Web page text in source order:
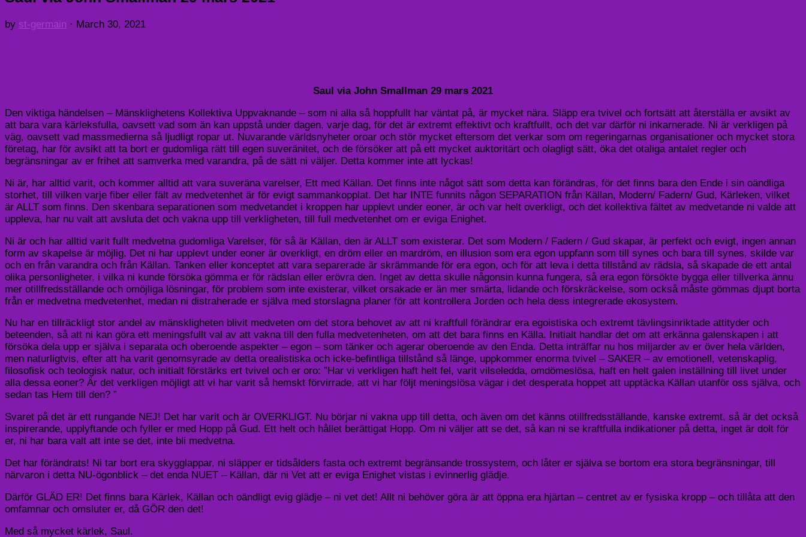
by st-germain · March 30, 2021
Saul via John Smallman 29 mars 2021
Den viktiga händelsen – Mänsklighetens Kollektiva Uppvaknande – som ni alla så hoppfullt har väntat på, är mycket nära. Släpp era tvivel och fortsätt att återställa er avsikt av
att bara vara kärleksfulla, oavsett vad som än kan uppstå under dagen, varje dag, för det är extremt effektivt och kraftfullt, och det var därför ni inkarnerade. Ni är verkligen på
väg, oavsett vad massmedierna så ljudligt ropar ut. Nuvarande världsnyheter oroar och stör mycket eftersom det verkar som om regeringarnas organisationer och mycket stora
företag, har för avsikt att ta bort er gudomliga rätt till egen suveränitet, och de försöker att på ett mycket auktoritärt och olagligt sätt, öka det otaliga antalet regler och
begränsningar av er frihet att samverka med varandra, på de sätt ni väljer. Detta kommer inte att lyckas!
Ni är, har alltid varit, och kommer alltid att vara suveräna varelser, Ett med Källan. Det finns inte något sätt som detta kan förändras, för det finns bara den Ende i sin oändliga
storhet, till vilken varje fiber eller fält av medvetenhet är för evigt sammankopplat. Det har INTE funnits någon SEPARATION från Källan, Modern/ Fadern/ Gud, Kärleken, vilket
är ALLT som finns. Den skenbara separationen som medvetandet i kroppen har upplevt under eoner, är och var helt overkligt, och det kollektiva fältet av medvetande ni valde att
uppleva, har nu valt att avsluta det och vakna upp till verkligheten, till full medvetenhet om er eviga Enighet.
Ni är och har alltid varit fullt medvetna gudomliga Varelser, för så är Källan, den är ALLT som existerar. Det som Modern / Fadern / Gud skapar, är perfekt och evigt, ingen annan
form av skapelse är möjlig. Det ni har upplevt under eoner är overkligt, en dröm eller en mardröm, en illusion som era egon uppfann som till synes och bara till synes, skilde var
och en från varandra och från Källan. Tanken eller konceptet att vara separerade är skrämmande för era egon, och för att leva i detta tillstånd av rädsla, så skapade de ett antal
olika personligheter, i vilka ni kunde försöka gömma er för rädslan eller erövra den. Inget av detta skulle någonsin kunna fungera, så era egon försökte bygga eller tillverka ännu
mer otillfredsställande och omöjliga lösningar, för problem som inte existerar, vilket orsakade er än mer smärta, lidande och förskräckelse, som också måste gömmas djupt borta
från er medvetna medvetenhet, medan ni distraherade er själva med storslagna planer för att kontrollera Jorden och hela dess integrerade ekosystem.
Nu har en tillräckligt stor andel av mänskligheten blivit medveten om det stora behovet av att ni kraftfull förändrar era egoistiska och extremt tävlingsinriktade attityder och
beteenden, så att ni kan göra ett meningsfullt val av att vakna till den fulla medvetenheten, om att det bara finns en Källa. Initialt handlar det om att erkänna galenskapen i att
försöka dela upp er själva i separata och oberoende aspekter – egon – som tänker och agerar oberoende av den Enda. Detta inträffar nu hos miljarder av er över hela världen,
men naturligtvis, efter att ha varit genomsyrade av detta orealistiska och icke-befintliga tillstånd så länge, uppkommer enorma tvivel – SAKER – av emotionell, vetenskaplig,
filosofisk och teologisk natur, och initialt förstärks ert tvivel och er oro: ”Har vi verkligen haft helt fel, varit vilseledda, omdömeslösa, haft en helt galen inställning till livet under
alla dessa eoner? Är det verkligen möjligt att vi har varit så hemskt förvirrade, att vi har följt meningslösa vägar i det desperata hoppet att upptäcka Källan utanför oss själva, och
sedan tas Hem till den? ”
Svaret på det är ett rungande NEJ! Det har varit och är OVERKLIGT. Nu börjar ni vakna upp till detta, och även om det känns otillfredsställande, kanske extremt, så är det också
inspirerande, upplyftande och fyller er med Hopp på Gud. Ett helt och hållet berättigat Hopp. Om ni väljer att se det, så kan ni se kraftfulla indikationer på detta, inget är dolt för
er, ni har bara valt att inte se det, inte bli medvetna.
Det har förändrats! Ni tar bort era skygglappar, ni släpper er tidsålders fasta och extremt begränsande trossystem, och låter er själva se bortom era stora begränsningar, till
närvaron i detta NU-ögonblick – det enda NUET – Källan, där ni Vet att er eviga Enighet vistas i evinnerlig glädje.
Därför GLÄD ER! Det finns bara Kärlek, Källan och oändligt evig glädje – ni vet det! Allt ni behöver göra är att öppna era hjärtan – centret av er fysiska kropp – och tillåta att den
omfamnar och omsluter er, då GÖR den det!
Med så mycket kärlek, Saul.